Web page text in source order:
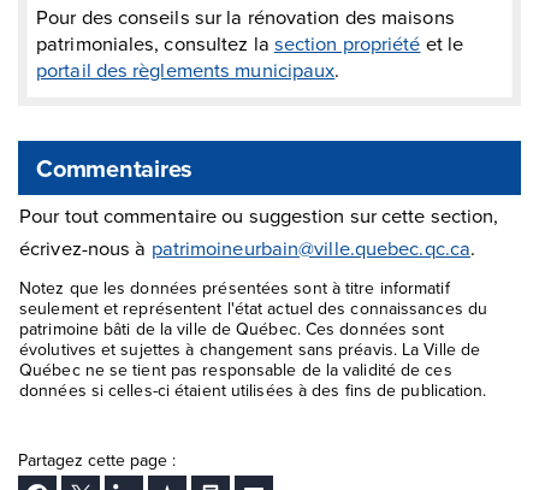
Pour des conseils sur la rénovation des maisons
patrimoniales, consultez la section propriété et le
portail des règlements municipaux.
Commentaires
Pour tout commentaire ou suggestion sur cette section,
écrivez-nous à patrimoineurbain@ville.quebec.qc.ca.
Notez que les données présentées sont à titre informatif
seulement et représentent l'état actuel des connaissances du
patrimoine bâti de la ville de Québec. Ces données sont
évolutives et sujettes à changement sans préavis. La Ville de
Québec ne se tient pas responsable de la validité de ces
données si celles-ci étaient utilisées à des fins de publication.
Partagez cette page :